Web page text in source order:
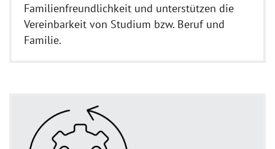
Familienfreundlichkeit und unterstützen die
Vereinbarkeit von Studium bzw. Beruf und
Familie.